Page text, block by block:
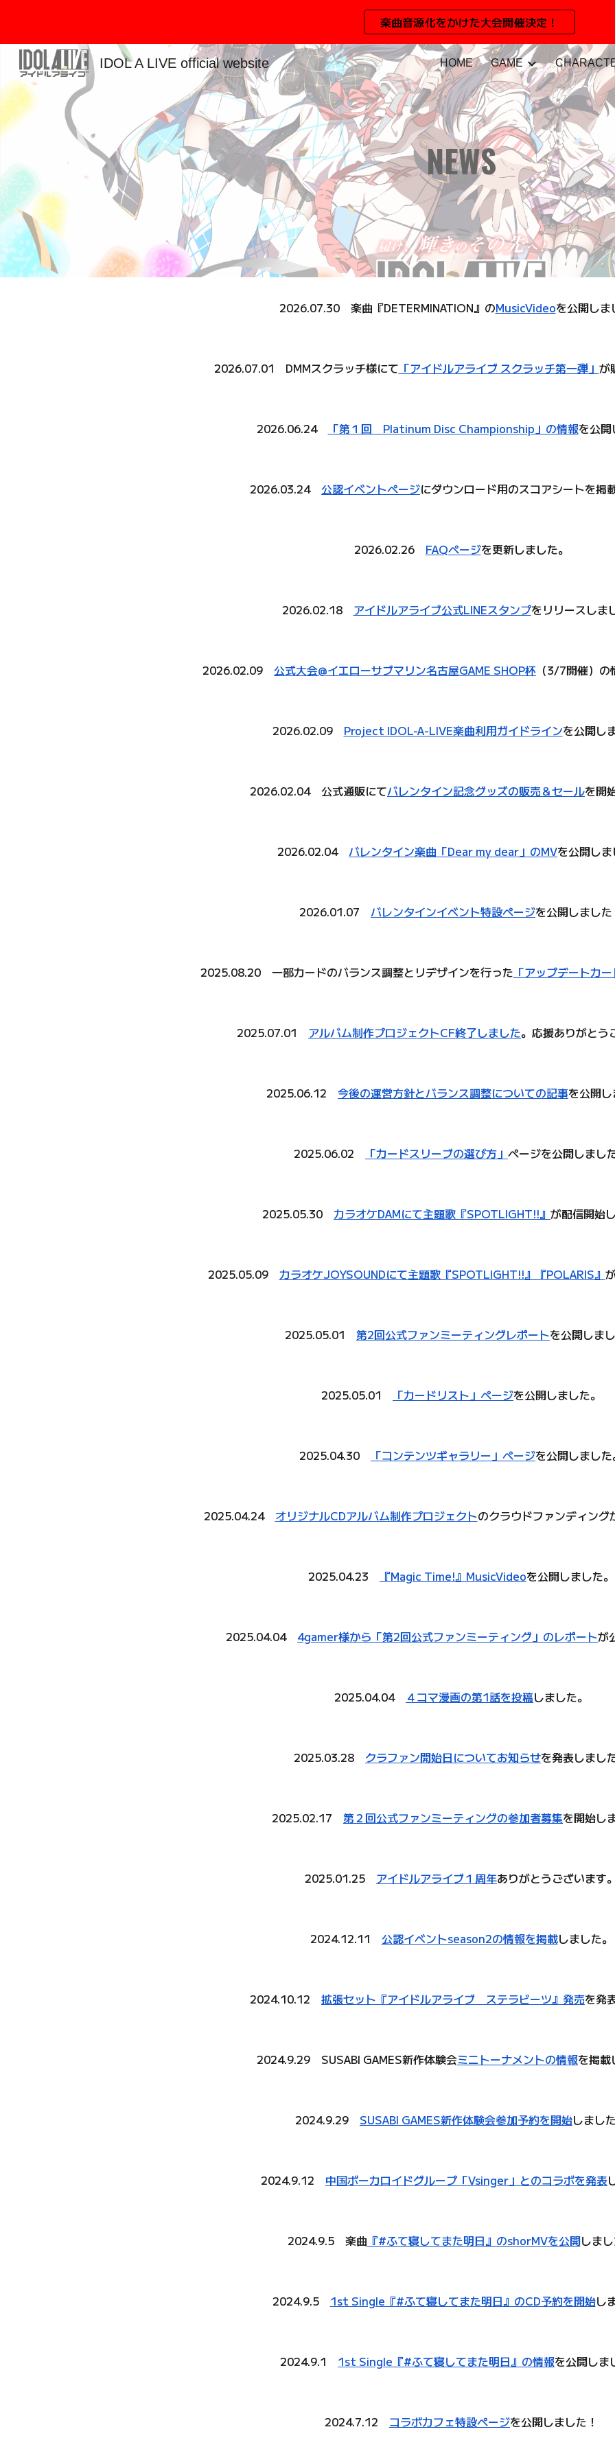
Skip to main content Skip to
楽曲音源化をかけた大会開催決定！
IDOL A LIVE official website HOME GAME
NEWS
2026.07.30楽曲『DETERMINATION』のMusicVideoを公開しま
2026.07.01 DMMスクラッチ様にて 「アイドルアライブ スクラッチ第一弾」 が
2026.06.24 「第１回 Platinum Disc Championship」の情報を公開
2026.03.24 公認イベントページにダウンロード用のスコアシートを掲
2026.02.26 FAQページを更新しました。
2026.02.18 アイドルアライブ公式LINEスタンプをリリースしま
2026.02.09 公式大会@イエローサブマリン名古屋GAME SHOP杯 （3/7開催）の
2026.02.09 Project IDOL-A-LIVE楽曲利用ガイドラインを公開し
2026.02.04 公式通販にてバレンタイン記念グッズの販売＆セールを開
2026.02.04 バレンタイン楽曲「Dear my dear」のMVを公開しま
2026.01.07 バレンタインイベント特設ページを公開しました
2025.08.20 一部カードのバランス調整とリデザインを行った 「アップデートカー
2025.07.01 アルバム制作プロジェクトCF終了しました。応援ありがとう
2025.06.12 今後の運営方針とバランス調整についての記事を公開し
2025.06.02 「カードスリーブの選び方」 ページを公開しまし
2025.05.30 カラオケDAMにて主題歌『SPOTLIGHT!!』 が配信開始
2025.05.09 カラオケJOYSOUNDにて主題歌『SPOTLIGHT!!』『POLARIS』
2025.05.01 第2回公式ファンミーティングレポートを公開しまし
2025.05.01 「カードリスト」ページを公開しました。
2025.04.30 「コンテンツギャラリー」ページを公開しました
2025.04.24 オリジナルCDアルバム制作プロジェクトのクラウドファンディング
2025.04.23 『Magic Time!』MusicVideoを公開しました。
2025.04.04 4gamer様から「第2回公式ファンミーティング」のレポートが
2025.04.04 ４コマ漫画の第1話を投稿しました。
2025.03.28 クラファン開始日についてお知らせを発表しまし
2025.02.17 第２回公式ファンミーティングの参加者募集を開始し
2025.01.25 アイドルアライブ１周年ありがとうございます。
2024.12.11 公認イベントseason2の情報を掲載しました。
2024.10.12 拡張セット『アイドルアライブ ステラビーツ』発売を発
2024.9.29 SUSABI GAMES新作体験会ミニトーナメントの情報を掲載
2024.9.29 SUSABI GAMES新作体験会参加予約を開始しました
2024.9.12 中国ボーカロイドグループ「Vsinger」とのコラボを発表
2024.9.5 楽曲 『#ふて寝してまた明日』のshorMVを公開しまし
2024.9.5 1st Single『#ふて寝してまた明日』のCD予約を開始し
2024.9.1 1st Single『#ふて寝してまた明日』の情報を公開しま
2024.7.12 コラボカフェ特設ページを公開しました！